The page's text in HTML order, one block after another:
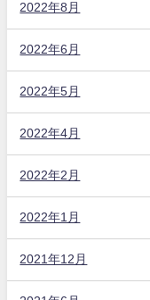
2022年8月
2022年6月
2022年5月
2022年4月
2022年2月
2022年1月
2021年12月